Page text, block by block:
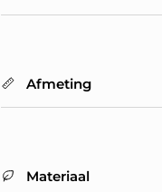
Afmeting
Materiaal